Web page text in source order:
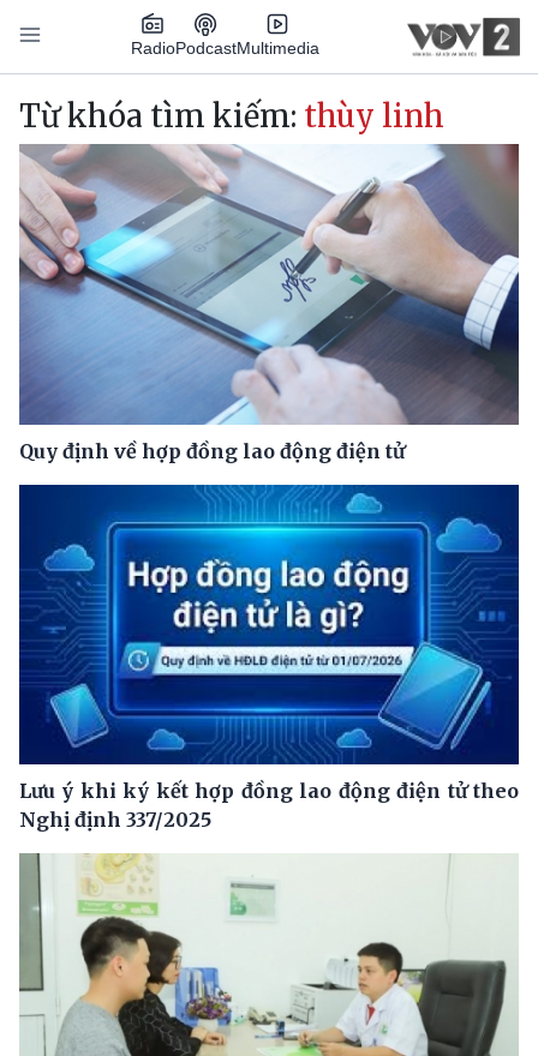
Nhảy đến nội dung
RadioPodcastMultimedia
Main navigation
Từ khóa tìm kiếm: thùy linh
Quy định về hợp đồng lao động điện tử
Lưu ý khi ký kết hợp đồng lao động điện tử theo
Nghị định 337/2025